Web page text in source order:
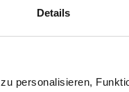
Details
personalisieren,